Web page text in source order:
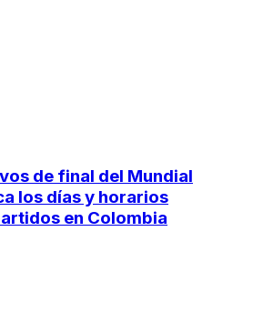
de final del Mundial
los días y horarios
en Colombia